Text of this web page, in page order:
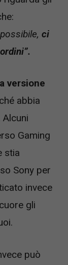
ci
versione
abbia
Gaming
stia
Sony per
invece
gli
può